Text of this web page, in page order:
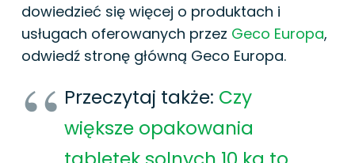
dowiedzieć się więcej o produktach i
usługach oferowanych przez Geco Europa,
odwiedź stronę główną Geco Europa.
Przeczytaj także: Czy
większe opakowania